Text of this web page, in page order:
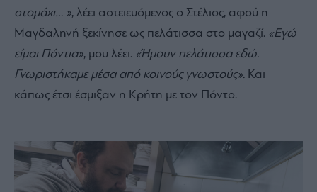
στομάχι… », λέει αστειευόμενος ο Στέλιος, αφού η
Μαγδαληνή ξεκίνησε ως πελάτισσα στο μαγαζί. «Εγώ
είμαι Πόντια», μου λέει. «Ήμουν πελάτισσα εδώ.
Γνωριστήκαμε μέσα από κοινούς γνωστούς». Και
κάπως έτσι έσμιξαν η Κρήτη με τον Πόντο.